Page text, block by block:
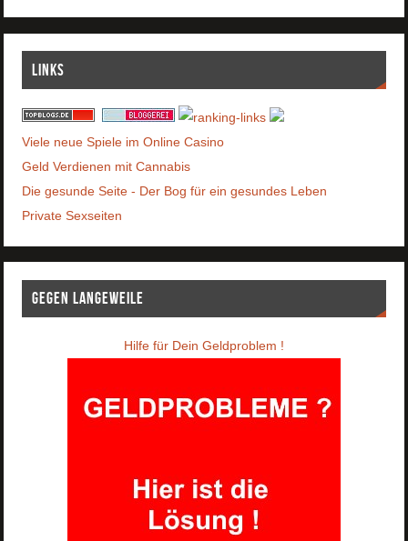
Links
Viele neue Spiele im Online Casino
Geld Verdienen mit Cannabis
Die gesunde Seite - Der Bog für ein gesundes Leben
Private Sexseiten
Gegen Langeweile
Hilfe für Dein Geldproblem !